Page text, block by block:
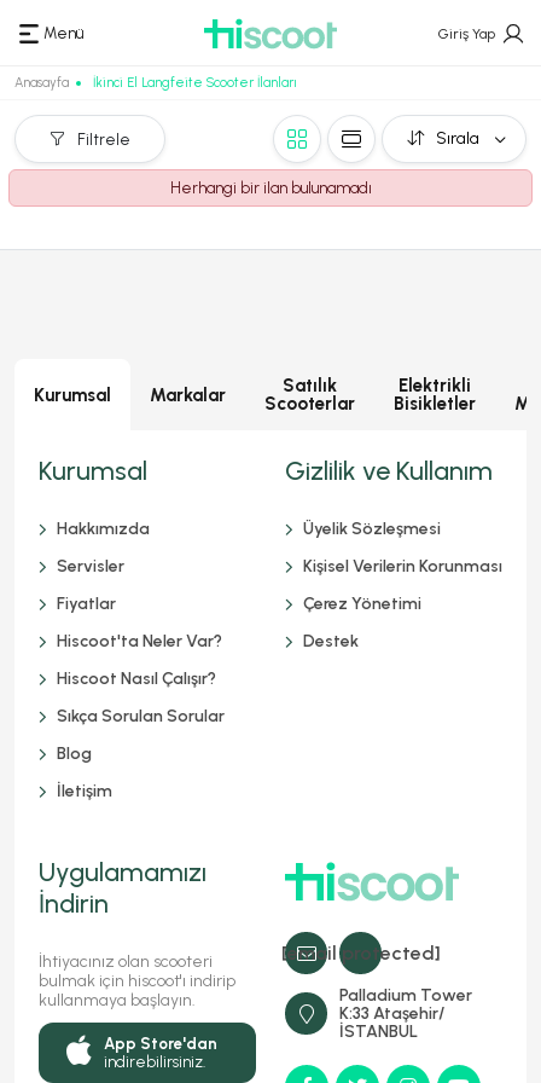
Menü Giriş Yap
Anasayfa İkinci El Langfeite Scooter İlanları
Filtrele Sırala
Herhangi bir ilan bulunamadı
Kurumsal Markalar
Satılık
Scooterlar
Elektrikli
Bisikletler
[email protected]
Palladium Tower
K:33 Ataşehir/
İSTANBUL
Kurumsal
Hakkımızda
Servisler
Fiyatlar
Hiscoot'ta Neler Var?
Hiscoot Nasıl Çalışır?
Sıkça Sorulan Sorular
Blog
İletişim
Gizlilik ve Kullanım
Üyelik Sözleşmesi
Kişisel Verilerin Korunması
Çerez Yönetimi
Destek
Uygulamamızı
İndirin
İhtiyacınız olan scooteri
bulmak için hiscoot'ı indirip
kullanmaya başlayın.
App Store'dan
indirebilirsiniz.